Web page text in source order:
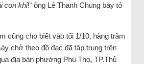
con khỉ!” ông Lê Thanh Chung bày tỏ
cũng cho biết vào tối 1/10, hàng trăm
chở theo đồ đạc đã tập trung trên
địa bàn phường Phú Thọ, TP.Thủ